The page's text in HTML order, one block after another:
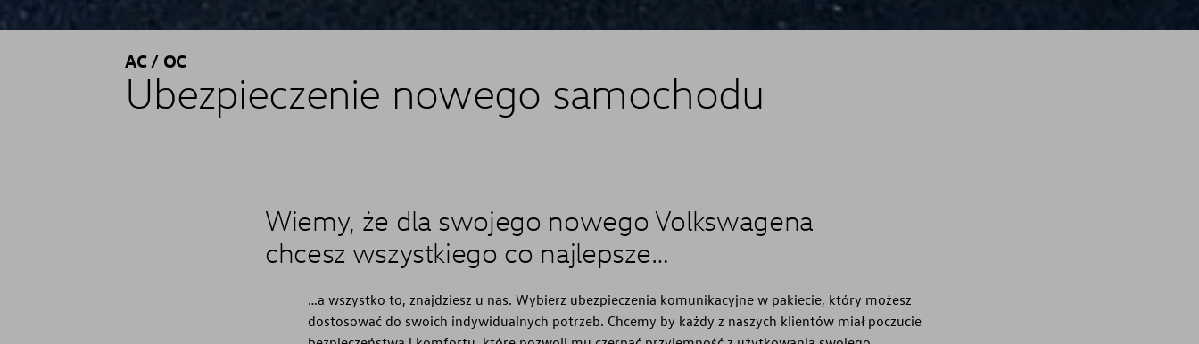
AC / OC
Ubezpieczenie nowego samochodu
Wiemy, że dla swojego nowego Volkswagena
chcesz wszystkiego co najlepsze…
…a wszystko to, znajdziesz u nas. Wybierz ubezpieczenia komunikacyjne w pakiecie, który możesz
dostosować do swoich indywidualnych potrzeb. Chcemy by każdy z naszych klientów miał poczucie